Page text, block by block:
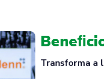
Transforma a